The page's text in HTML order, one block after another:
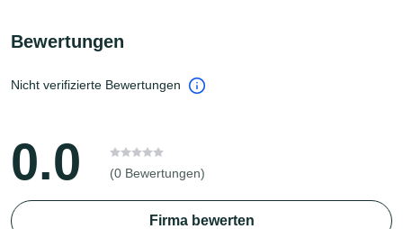
Bewertungen
Nicht verifizierte Bewertungen
0.0 (0 Bewertungen)
Firma bewerten